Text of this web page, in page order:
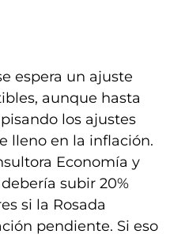
espera un ajuste
aunque hasta
los ajustes
lleno en la inflación.
Economía y
subir 20%
si la Rosada
pendiente. Si eso